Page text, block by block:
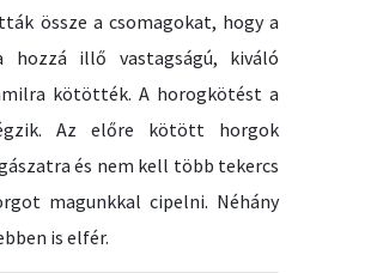
össze a csomagokat, hogy a
illő vastagságú, kiváló
kötötték. A horogkötést a
Az előre kötött horgok
és nem kell több tekercs
magunkkal cipelni. Néhány
is elfér.